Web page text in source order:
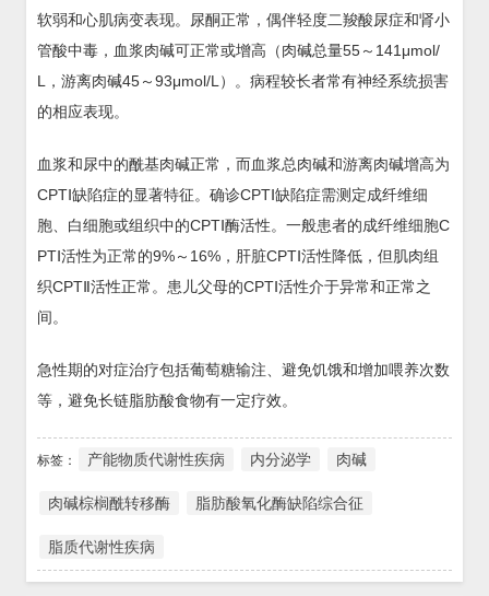
软弱和心肌病变表现。尿酮正常，偶伴轻度二羧酸尿症和肾小
管酸中毒，血浆肉碱可正常或增高（肉碱总量55～141μmol/
L，游离肉碱45～93μmol/L）。病程较长者常有神经系统损害
的相应表现。
血浆和尿中的酰基肉碱正常，而血浆总肉碱和游离肉碱增高为
CPTⅠ缺陷症的显著特征。确诊CPTⅠ缺陷症需测定成纤维细
胞、白细胞或组织中的CPTⅠ酶活性。一般患者的成纤维细胞C
PTⅠ活性为正常的9%～16%，肝脏CPTⅠ活性降低，但肌肉组
织CPTⅡ活性正常。患儿父母的CPTⅠ活性介于异常和正常之
间。
急性期的对症治疗包括葡萄糖输注、避免饥饿和增加喂养次数
等，避免长链脂肪酸食物有一定疗效。
标签： 产能物质代谢性疾病 内分泌学 肉碱
肉碱棕榈酰转移酶 脂肪酸氧化酶缺陷综合征
脂质代谢性疾病